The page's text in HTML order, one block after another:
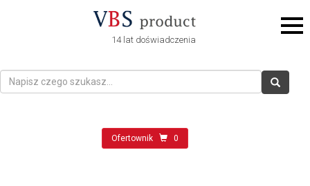
14 lat doświadczenia
Ofertownik 0